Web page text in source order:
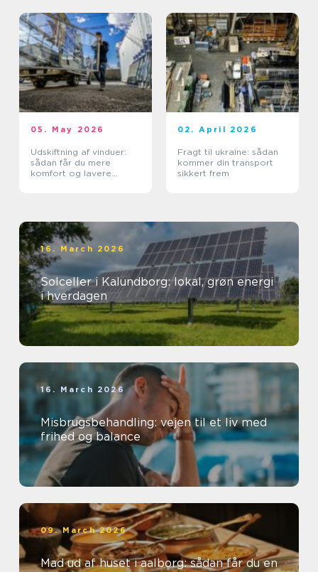
05. May 2026
Udskiftning af vinduer:
sådan får du mere
komfort og lavere
02. April 2026
Fragt til ukraine: sådan
kommer din transport
sikkert frem
16. March 2026
Solceller i Kalundborg: lokal, grøn energi
i hverdagen
16. March 2026
Misbrugsbehandling: vejen til et liv med
frihed og balance
09. March 2026
Mad ud af huset i aalborg: sådan får du en